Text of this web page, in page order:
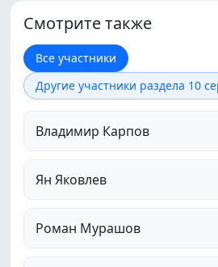
Смотрите также
Все участники
Другие участники раздела 10
Владимир Карпов
Ян Яковлев
Роман Мурашов